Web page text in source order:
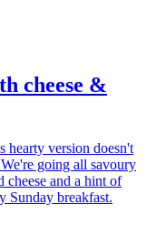
cheese &